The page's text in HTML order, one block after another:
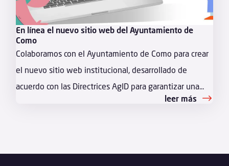
En línea el nuevo sitio web del Ayuntamiento de
Como
Colaboramos con el Ayuntamiento de Como para crear
el nuevo sitio web institucional, desarrollado de
acuerdo con las Directrices AgID para garantizar una...
leer más